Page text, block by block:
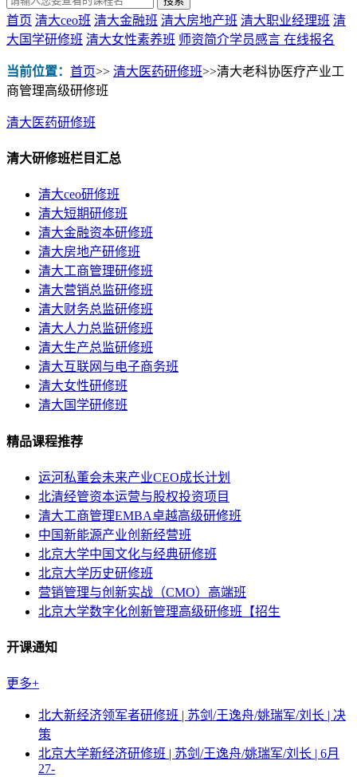
首页 清大ceo班 清大金融班 清大房地产班 清大职业经理班 清
大国学研修班 清大女性素养班 师资简介学员感言 在线报名
当前位置： 首页>> 清大医药研修班>>清大老科协医疗产业工
商管理高级研修班
清大医药研修班
清大研修班栏目汇总
清大ceo研修班
清大短期研修班
清大金融资本研修班
清大房地产研修班
清大工商管理研修班
清大营销总监研修班
清大财务总监研修班
清大人力总监研修班
清大生产总监研修班
清大互联网与电子商务班
清大女性研修班
清大国学研修班
精品课程推荐
运河私董会未来产业CEO成长计划
北清经管资本运营与股权投资项目
清大工商管理EMBA卓越高级研修班
中国新能源产业创新经营班
北京大学中国文化与经典研修班
北京大学历史研修班
营销管理与创新实战（CMO）高端班
北京大学数字化创新管理高级研修班【招生
开课通知
更多+
北大新经济领军者研修班 | 苏剑/王逸舟/姚瑞军/刘长 | 决
策
北京大学新经济研修班 | 苏剑/王逸舟/姚瑞军/刘长 | 6月
27-